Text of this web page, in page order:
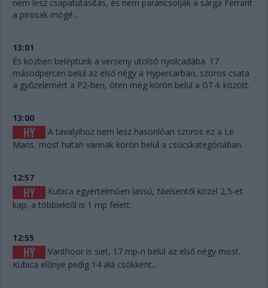
nem lesz csapatutasítás, és nem parancsolják a sárga Ferrarit
a pirosak mögé...
13:01
És közben beléptünk a verseny utolsó nyolcadába. 17
másodpercen belül az első négy a Hypercarban, szoros csata
a győzelemért a P2-ben, öten még körön belül a GT-k között.
13:00
A tavalyihoz nem lesz hasonlóan szoros ez a Le
Mans, most hatan vannak körön belül a csúcskategóriában.
12:57
Kubica egyértelműen lassú, Nielsentől közel 2,5-et
kap, a többiektől is 1 mp felett.
12:55
Vanthoor is siet, 17 mp-n belül az első négy most.
Kubica előnye pedig 14 alá csökkent...